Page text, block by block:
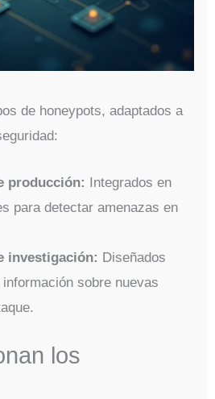
de honeypots, adaptados a
producción:
Integrados en
para detectar amenazas en
investigación: Diseñados
sobre nuevas
los